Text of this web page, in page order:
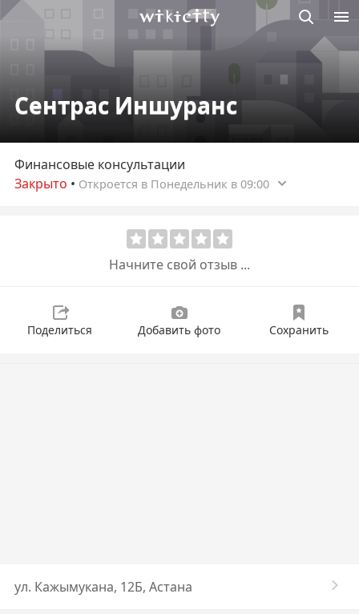
Сентрас Иншуранс
Финансовые консультации
Закрыто • Откроется в Понедельник в 09:00
Начните свой отзыв ...
Поделиться Добавить фото Сохранить
ул. Кажымукана, 12Б, Астана